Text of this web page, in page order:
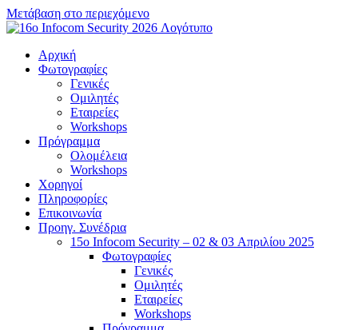
Μετάβαση στο περιεχόμενο
Αρχική
Φωτογραφίες
Γενικές
Ομιλητές
Εταιρείες
Workshops
Πρόγραμμα
Ολομέλεια
Workshops
Χορηγοί
Πληροφορίες
Επικοινωνία
Προηγ. Συνέδρια
15o Infocom Security – 02 & 03 Απριλίου 2025
Φωτογραφίες
Γενικές
Ομιλητές
Εταιρείες
Workshops